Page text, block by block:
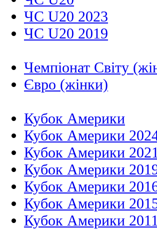
ЧС U20 2023
ЧС U20 2019
Чемпіонат Світу
Євро (жінки)
Кубок Америки
Кубок Америки
Кубок Америки 2021
Кубок Америки
Кубок Америки
Кубок Америки
Кубок Америки 2011